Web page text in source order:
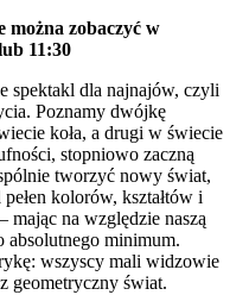
można zobaczyć w
11:30
spektakl dla najnajów, czyli
Poznamy dwójkę
koła, a drugi w świecie
stopniowo zaczną
tworzyć nowy świat,
kolorów, kształtów i
na względzie naszą
absolutnego minimum.
wszyscy mali widzowie
geometryczny świat.